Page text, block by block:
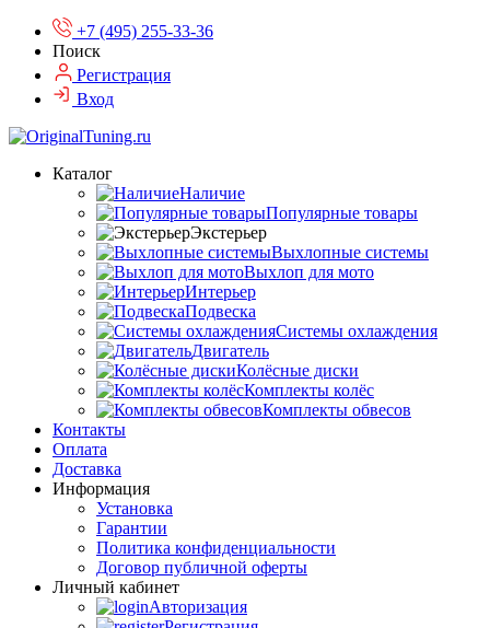
+7 (495) 255-33-36
Поиск
Регистрация
Вход
Каталог
Наличие
Популярные товары
Экстерьер
Выхлопные системы
Выхлоп для мото
Интерьер
Подвеска
Системы охлаждения
Двигатель
Колёсные диски
Комплекты колёс
Комплекты обвесов
Контакты
Оплата
Доставка
Информация
Установка
Гарантии
Политика конфиденциальности
Договор публичной оферты
Личный кабинет
Авторизация